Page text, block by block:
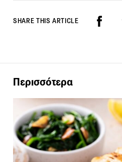
SHARE THIS ARTICLE
Περισσότερα